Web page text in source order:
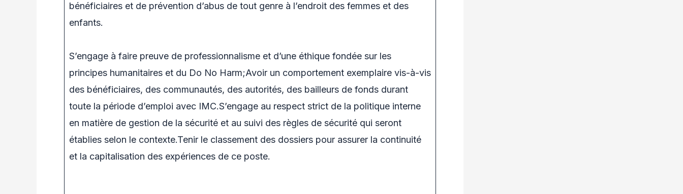
bénéficiaires et de prévention d’abus de tout genre à l’endroit des femmes et des
enfants.
S’engage à faire preuve de professionnalisme et d’une éthique fondée sur les
principes humanitaires et du Do No Harm;Avoir un comportement exemplaire vis-à-vis
des bénéficiaires, des communautés, des autorités, des bailleurs de fonds durant
toute la période d’emploi avec IMC.S’engage au respect strict de la politique interne
en matière de gestion de la sécurité et au suivi des règles de sécurité qui seront
établies selon le contexte.Tenir le classement des dossiers pour assurer la continuité
et la capitalisation des expériences de ce poste.